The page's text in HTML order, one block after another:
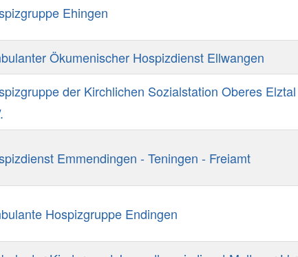
Ehingen
Ökumenischer Hospizdienst Ellwangen
der Kirchlichen Sozialstation Oberes Elztal
Emmendingen - Teningen - Freiamt
Hospizgruppe Endingen